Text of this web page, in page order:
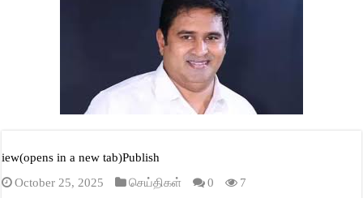
ge
iew(opens in a new tab)Publish
October 25, 2025
செய்திகள் 0
7